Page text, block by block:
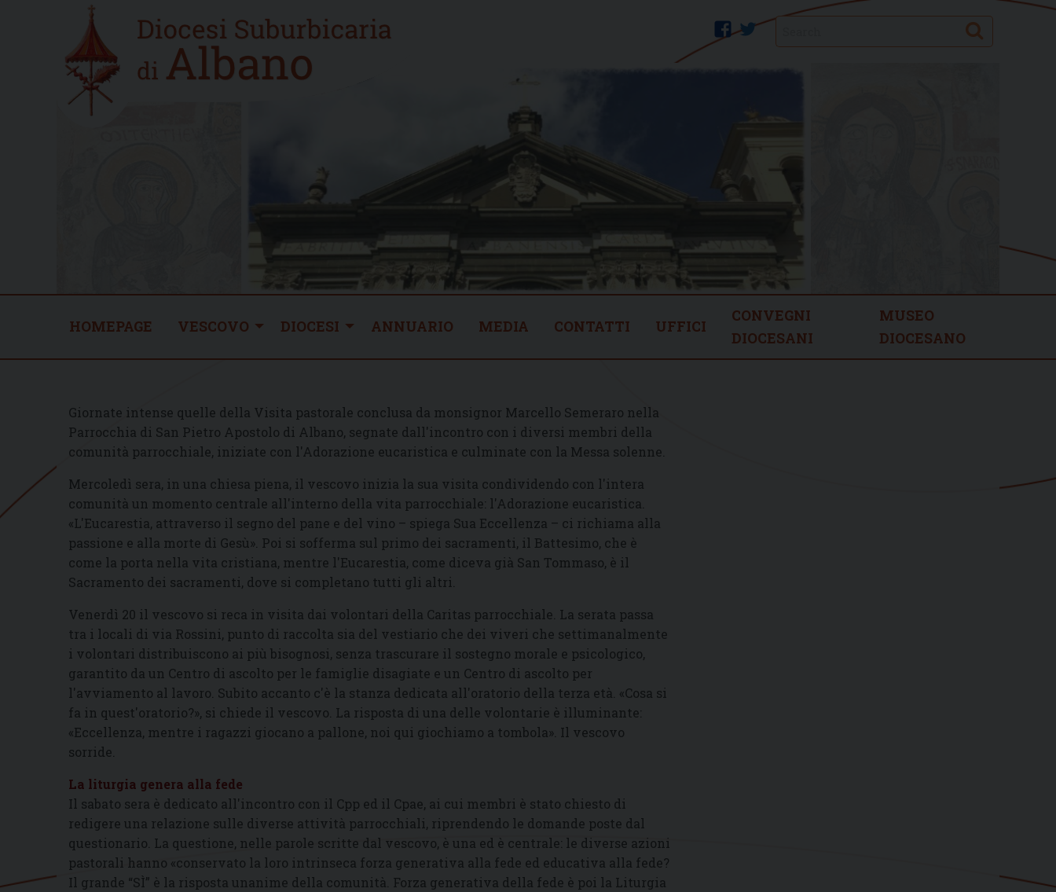
Home
new
twitter
facebook Search
HOMEPAGE VESCOVO DIOCESI ANNUARIO MEDIA CONTATTI UFFICI
CONVEGNI
DIOCESANI
MUSEO
DIOCESANO
Giornate intense quelle della Visita pastorale conclusa da monsignor Marcello Semeraro nella
Parrocchia di San Pietro Apostolo di Albano, segnate dall'incontro con i diversi membri della
comunità parrocchiale, iniziate con l'Adorazione eucaristica e culminate con la Messa solenne.
Mercoledì sera, in una chiesa piena, il vescovo inizia la sua visita condividendo con l'intera
comunità un momento centrale all'interno della vita parrocchiale: l'Adorazione eucaristica.
«L'Eucarestia, attraverso il segno del pane e del vino – spiega Sua Eccellenza – ci richiama alla
passione e alla morte di Gesù». Poi si sofferma sul primo dei sacramenti, il Battesimo, che è
come la porta nella vita cristiana, mentre l'Eucarestia, come diceva già San Tommaso, è il
Sacramento dei sacramenti, dove si completano tutti gli altri.
Venerdì 20 il vescovo si reca in visita dai volontari della Caritas parrocchiale. La serata passa
tra i locali di via Rossini, punto di raccolta sia del vestiario che dei viveri che settimanalmente
i volontari distribuiscono ai più bisognosi, senza trascurare il sostegno morale e psicologico,
garantito da un Centro di ascolto per le famiglie disagiate e un Centro di ascolto per
l'avviamento al lavoro. Subito accanto c'è la stanza dedicata all'oratorio della terza età. «Cosa si
fa in quest'oratorio?», si chiede il vescovo. La risposta di una delle volontarie è illuminante:
«Eccellenza, mentre i ragazzi giocano a pallone, noi qui giochiamo a tombola». Il vescovo
sorride.
La liturgia genera alla fede
Il sabato sera è dedicato all'incontro con il Cpp ed il Cpae, ai cui membri è stato chiesto di
redigere una relazione sulle diverse attività parrocchiali, riprendendo le domande poste dal
questionario. La questione, nelle parole scritte dal vescovo, è una ed è centrale: le diverse azioni
pastorali hanno «conservato la loro intrinseca forza generativa alla fede ed educativa alla fede?
Il grande “SÌ” è la risposta unanime della comunità. Forza generativa della fede è poi la Liturgia